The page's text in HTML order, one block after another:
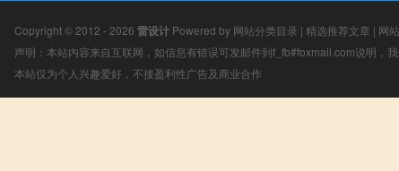
Copyright © 2012 - 2026 雷设计 Powered by 网站分类目录 | 精选推荐文章 | 网
声明：本站内容来自互联网，如信息有错误可发邮件到f_fb#foxmail.com说明，
本站仅为个人兴趣爱好，不接盈利性广告及商业合作